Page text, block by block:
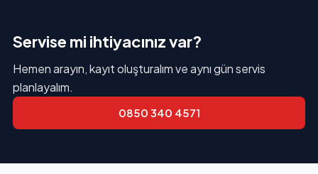
Servise mi ihtiyacınız var?
Hemen arayın, kayıt oluşturalım ve aynı gün servis
planlayalım.
0850 340 4571